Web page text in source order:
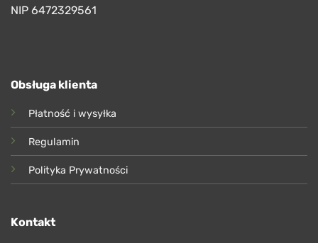
NIP 6472329561
Obsługa klienta
Płatność i wysyłka
Regulamin
Polityka Prywatności
Kontakt